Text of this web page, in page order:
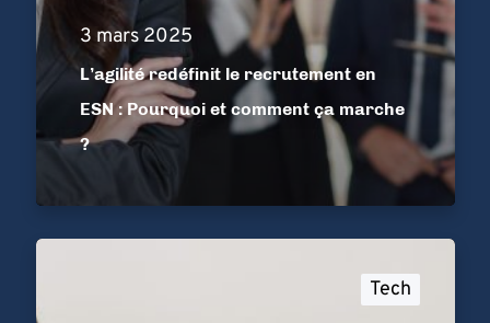
3 mars 2025
L’agilité redéfinit le recrutement en
ESN : Pourquoi et comment ça marche
?
Tech